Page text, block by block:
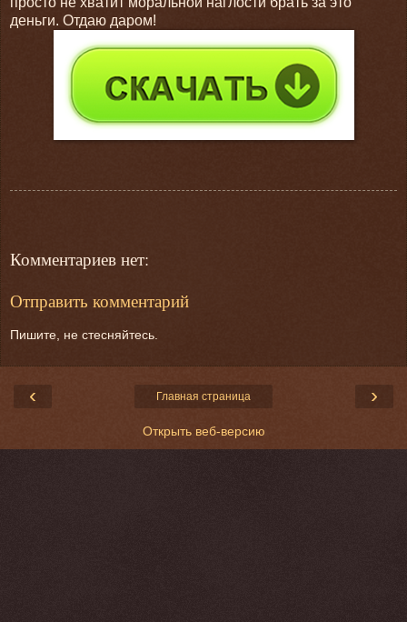
деньги. Отдаю даром!
Комментариев нет:
Отправить комментарий
Пишите, не стесняйтесь.
‹ ›
Главная страница
Открыть веб-версию